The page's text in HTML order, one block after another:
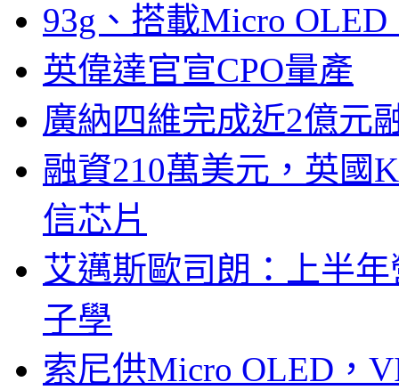
93g、搭載Micro
英偉達官宣CPO量產
廣納四維完成近2億元
融資210萬美元，英國
信芯片
艾邁斯歐司朗：上半
子學
索尼供Micro OLED，